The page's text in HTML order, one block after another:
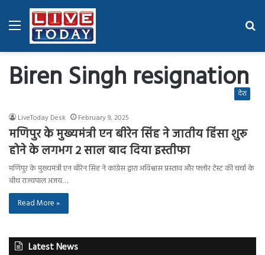
Menu
Biren Singh resignation
देश
LiveToday Desk February 9, 2025
मणिपुर के मुख्यमंत्री एन बीरेन सिंह ने जातीय हिंसा शुरू
होने के लगभग 2 साल बाद दिया इस्तीफा
मणिपुर के मुख्यमंत्री एन बीरेन सिंह ने कांग्रेस द्वारा अविश्वास प्रस्ताव और फ्लोर टेस्ट की चर्चा के
बीच राज्यपाल अजय…
Read More »
Latest News